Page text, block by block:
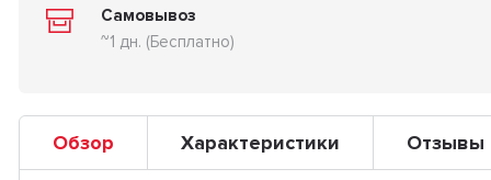
Самовывоз
~1 дн. (Бесплатно)
Обзор Характеристики Отзывы